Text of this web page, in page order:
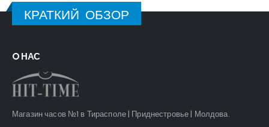
КРАТКИЙ ОБЗОР
O НАС
Магазин часов №1 в Тирасполе | Приднестровье | Молдова.